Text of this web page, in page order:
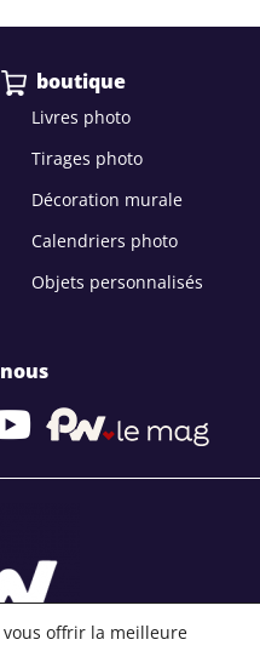
boutique
Livres photo
Tirages photo
Décoration murale
Calendriers photo
Objets personnalisés
offrir la meilleure